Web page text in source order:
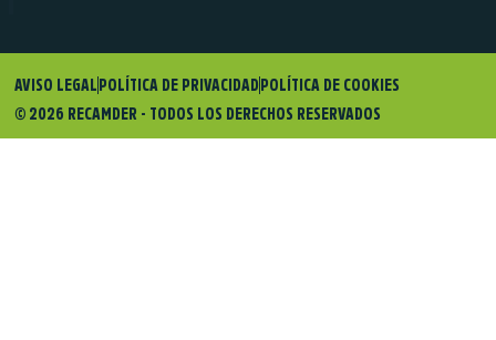
© 2026 RECAMDER - TODOS LOS DERECHOS RESERVADOS
AVISO LEGAL POLÍTICA DE PRIVACIDAD POLÍTICA DE COOKIES